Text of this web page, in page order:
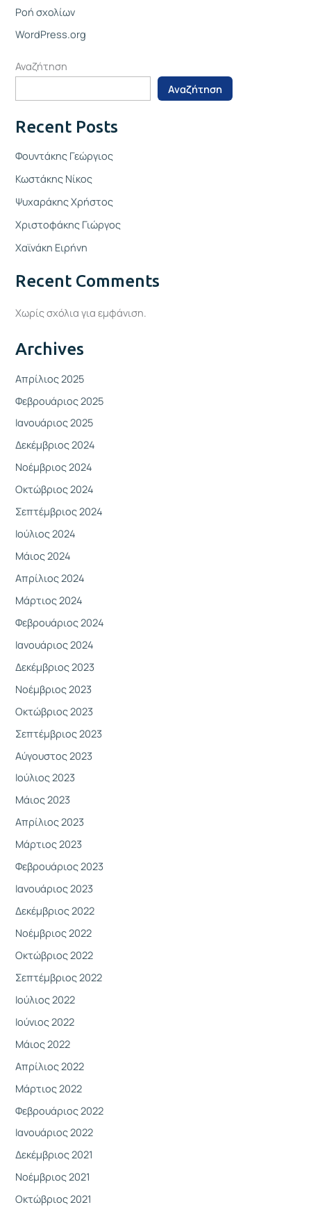
Ροή σχολίων
WordPress.org
Αναζήτηση
Αναζήτηση
Recent Posts
Φουντάκης Γεώργιος
Κωστάκης Νίκος
Ψυχαράκης Χρήστος
Χριστοφάκης Γιώργος
Χαϊνάκη Ειρήνη
Recent Comments
Χωρίς σχόλια για εμφάνιση.
Archives
Απρίλιος 2025
Φεβρουάριος 2025
Ιανουάριος 2025
Δεκέμβριος 2024
Νοέμβριος 2024
Οκτώβριος 2024
Σεπτέμβριος 2024
Ιούλιος 2024
Μάιος 2024
Απρίλιος 2024
Μάρτιος 2024
Φεβρουάριος 2024
Ιανουάριος 2024
Δεκέμβριος 2023
Νοέμβριος 2023
Οκτώβριος 2023
Σεπτέμβριος 2023
Αύγουστος 2023
Ιούλιος 2023
Μάιος 2023
Απρίλιος 2023
Μάρτιος 2023
Φεβρουάριος 2023
Ιανουάριος 2023
Δεκέμβριος 2022
Νοέμβριος 2022
Οκτώβριος 2022
Σεπτέμβριος 2022
Ιούλιος 2022
Ιούνιος 2022
Μάιος 2022
Απρίλιος 2022
Μάρτιος 2022
Φεβρουάριος 2022
Ιανουάριος 2022
Δεκέμβριος 2021
Νοέμβριος 2021
Οκτώβριος 2021